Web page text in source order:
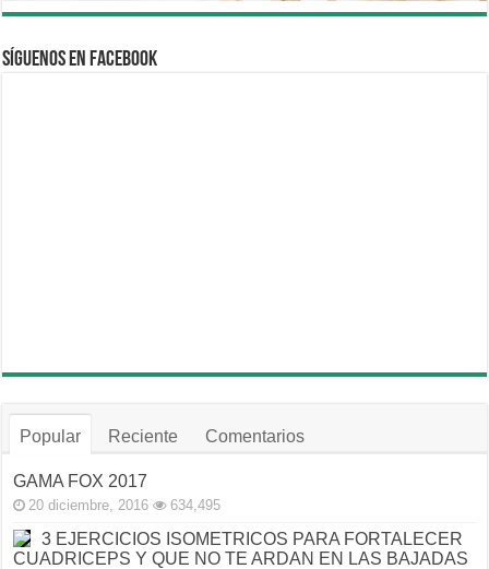
Síguenos en Facebook
Popular Reciente Comentarios
GAMA FOX 2017
20 diciembre, 2016 634,495
3 EJERCICIOS ISOMETRICOS PARA FORTALECER
CUADRICEPS Y QUE NO TE ARDAN EN LAS BAJADAS